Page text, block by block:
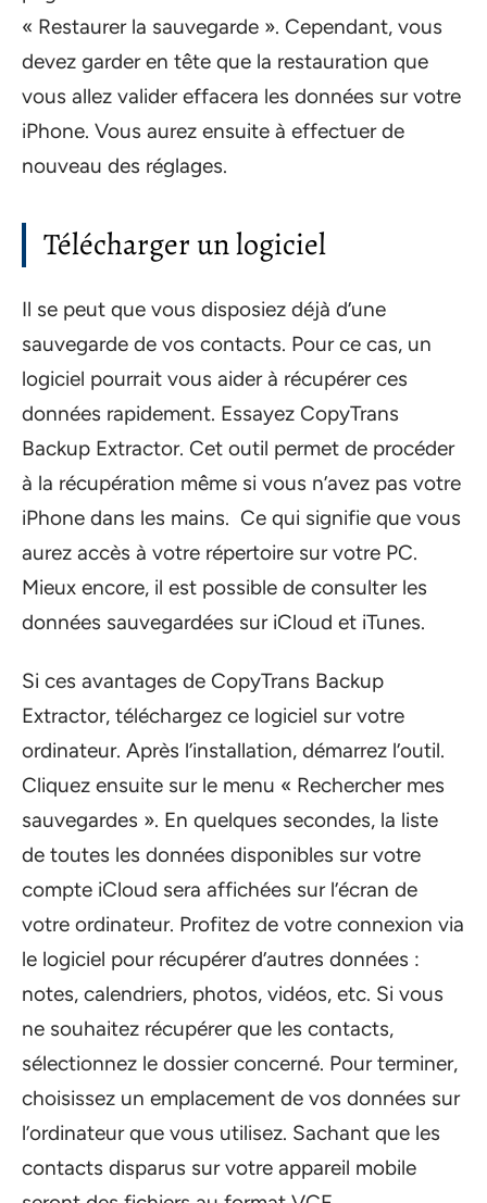
« Restaurer la sauvegarde ». Cependant, vous
devez garder en tête que la restauration que
vous allez valider effacera les données sur votre
iPhone. Vous aurez ensuite à effectuer de
nouveau des réglages.
Télécharger un logiciel
Il se peut que vous disposiez déjà d’une
sauvegarde de vos contacts. Pour ce cas, un
logiciel pourrait vous aider à récupérer ces
données rapidement. Essayez CopyTrans
Backup Extractor. Cet outil permet de procéder
à la récupération même si vous n’avez pas votre
iPhone dans les mains. Ce qui signifie que vous
aurez accès à votre répertoire sur votre PC.
Mieux encore, il est possible de consulter les
données sauvegardées sur iCloud et iTunes.
Si ces avantages de CopyTrans Backup
Extractor, téléchargez ce logiciel sur votre
ordinateur. Après l’installation, démarrez l’outil.
Cliquez ensuite sur le menu « Rechercher mes
sauvegardes ». En quelques secondes, la liste
de toutes les données disponibles sur votre
compte iCloud sera affichées sur l’écran de
votre ordinateur. Profitez de votre connexion via
le logiciel pour récupérer d’autres données :
notes, calendriers, photos, vidéos, etc. Si vous
ne souhaitez récupérer que les contacts,
sélectionnez le dossier concerné. Pour terminer,
choisissez un emplacement de vos données sur
l’ordinateur que vous utilisez. Sachant que les
contacts disparus sur votre appareil mobile